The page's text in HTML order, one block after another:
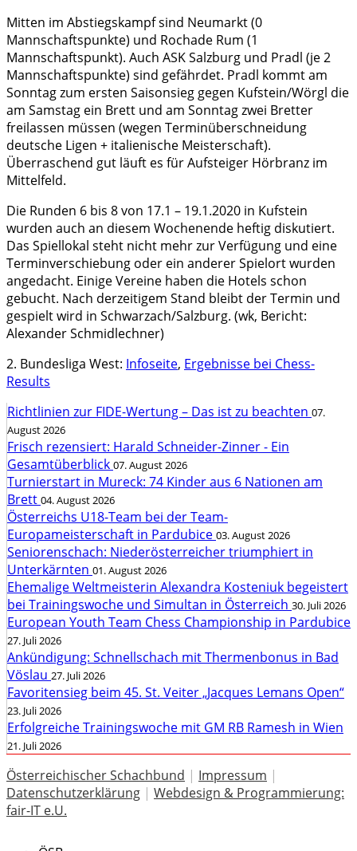
Mitten im Abstiegskampf sind Neumarkt (0
Mannschaftspunkte) und Rochade Rum (1
Mannschaftspunkt). Auch ASK Salzburg und Pradl (je 2
Mannschaftspunkte) sind gefährdet. Pradl kommt am
Sonntag zum ersten Saisonsieg gegen Kufstein/Wörgl die
am Samstag ein Brett und am Sonntag zwei Bretter
freilassen müssen (wegen Terminüberschneidung
deutsche Ligen + italienische Meisterschaft).
Überraschend gut läuft es für Aufsteiger Hörbranz im
Mittelfeld.
Die Runden 6 bis 8 von 17.1 – 19.1.2020 in Kufstein
wurden auch an diesem Wochenende heftig diskutiert.
Das Spiellokal steht nicht mehr zur Verfügung und eine
Terminverschiebung oder ein anderer Spielort wurden
angedacht. Einige Vereine haben die Hotels schon
gebucht. Nach derzeitigem Stand bleibt der Termin und
gespielt wird in Schwarzach/Salzburg. (wk, Bericht:
Alexander Schmidlechner)
2. Bundesliga West: Infoseite, Ergebnisse bei Chess-
Results
Richtlinien zur FIDE-Wertung – Das ist zu beachten 07.
August 2026
Frisch rezensiert: Harald Schneider-Zinner - Ein
Gesamtüberblick 07. August 2026
Turnierstart in Mureck: 74 Kinder aus 6 Nationen am
Brett 04. August 2026
Österreichs U18-Team bei der Team-
Europameisterschaft in Pardubice 03. August 2026
Seniorenschach: Niederösterreicher triumphiert in
Unterkärnten 01. August 2026
Ehemalige Weltmeisterin Alexandra Kosteniuk begeistert
bei Trainingswoche und Simultan in Österreich 30. Juli 2026
European Youth Team Chess Championship in Pardubice
27. Juli 2026
Ankündigung: Schnellschach mit Thermenbonus in Bad
Vöslau 27. Juli 2026
Favoritensieg beim 45. St. Veiter „Jacques Lemans Open“
23. Juli 2026
Erfolgreiche Trainingswoche mit GM RB Ramesh in Wien
21. Juli 2026
Österreichischer Schachbund | Impressum |
Datenschutzerklärung | Webdesign & Programmierung:
fair-IT e.U.